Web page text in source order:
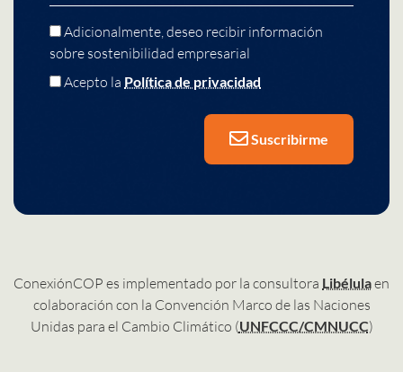
Adicionalmente, deseo recibir información
sobre sostenibilidad empresarial
Acepto la Política de privacidad
Suscribirme
ConexiónCOP es implementado por la consultora Libélulaen
colaboración con la Convención Marco de las Naciones
Unidas para el Cambio Climático (UNFCCC/CMNUCC)